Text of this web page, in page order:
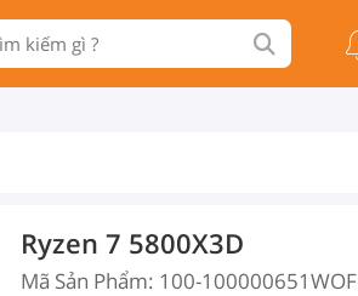
Ryzen 7 5800X3D
Mã Sản Phẩm: 100-100000651WOF